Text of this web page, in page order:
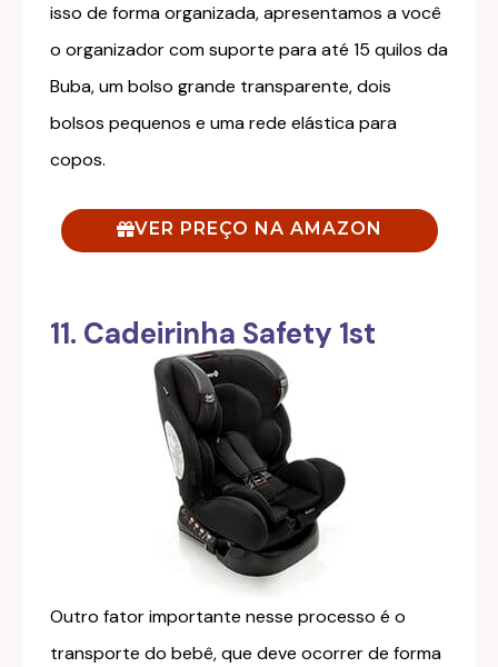
isso de forma organizada, apresentamos a você
o organizador com suporte para até 15 quilos da
Buba, um bolso grande transparente, dois
bolsos pequenos e uma rede elástica para
copos.
VER PREÇO NA AMAZON
11. Cadeirinha Safety 1st
Outro fator importante nesse processo é o
transporte do bebê, que deve ocorrer de forma